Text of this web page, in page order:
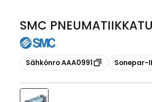
SMC
Kopioi
Sähkönro AAA0991 Kopioi
Sonepar-